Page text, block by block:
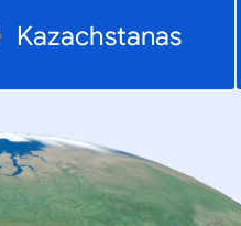
Kazachstanas